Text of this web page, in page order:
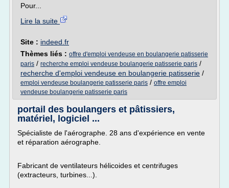
Pour...
Lire la suite
Site : indeed.fr
Thèmes liés : offre d'emploi vendeuse en boulangerie patisserie
paris / recherche emploi vendeuse boulangerie patisserie paris /
recherche d'emploi vendeuse en boulangerie patisserie /
emploi vendeuse boulangerie patisserie paris / offre emploi
vendeuse boulangerie patisserie paris
portail des boulangers et pâtissiers,
matériel, logiciel ...
Spécialiste de l'aérographe. 28 ans d'expérience en vente
et réparation aérographe.
Fabricant de ventilateurs hélicoides et centrifuges
(extracteurs, turbines...).